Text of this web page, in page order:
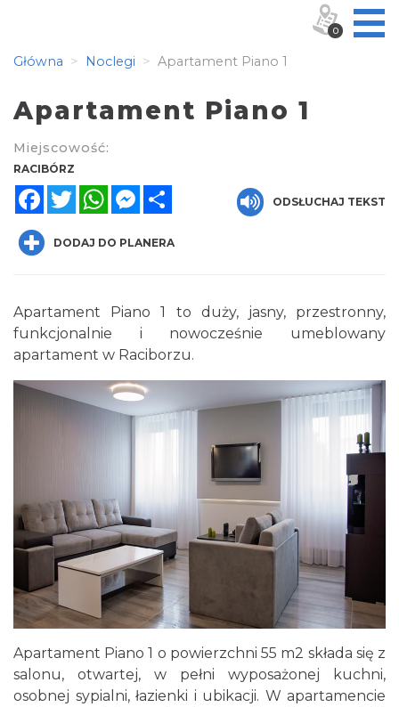
Główna Noclegi Apartament Piano 1
Apartament Piano 1
Miejscowość:
RACIBÓRZ
FacebookTwitterWhatsAppMessenger
ODSŁUCHAJ TEKST
DODAJ DO PLANERA
Apartament Piano 1 to duży, jasny, przestronny,
funkcjonalnie i nowocześnie umeblowany
apartament w Raciborzu.
Apartament Piano 1 o powierzchni 55 m2 składa się z
salonu, otwartej, w pełni wyposażonej kuchni,
osobnej sypialni, łazienki i ubikacji. W apartamencie
0